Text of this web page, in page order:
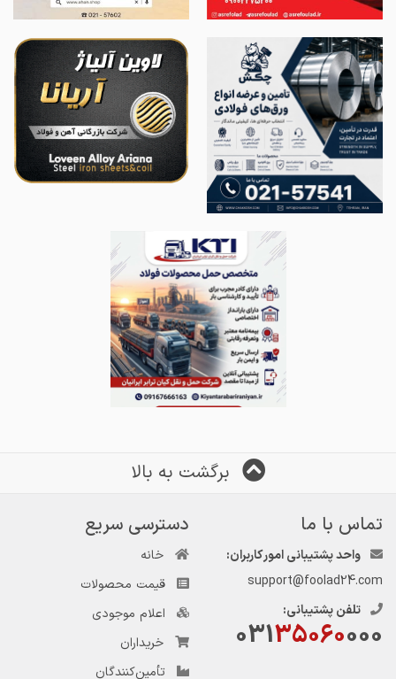
برگشت به بالا
تماس با ما
واحد پشتیبانی امور کاربران:
support@foolad24.com
تلفن پشتیبانی:
03135060000
دسترسی سریع
خانه
قیمت محصولات
اعلام موجودی
خریداران
تأمین‌کنندگان